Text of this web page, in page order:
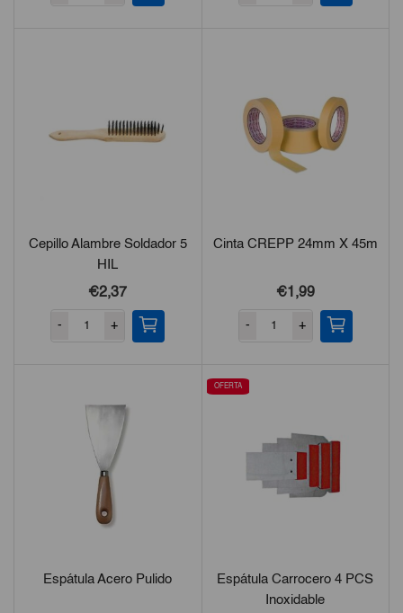
Cepillo Alambre Soldador 5
HIL
€2,37
- +
Cinta CREPP 24mm X 45m
€1,99
- +
Espátula Acero Pulido
OFERTA
Espátula Carrocero 4 PCS
Inoxidable